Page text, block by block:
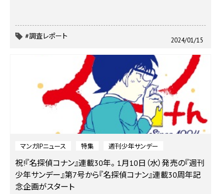
2024/01/15
#調査レポート
マンガIPニュース 特集 週刊少年サンデー
祝!『名探偵コナン』連載30年。 1月10日（水）発売の『週刊
少年サンデー』第7号から『名探偵コナン』連載30周年記
念企画がスタート